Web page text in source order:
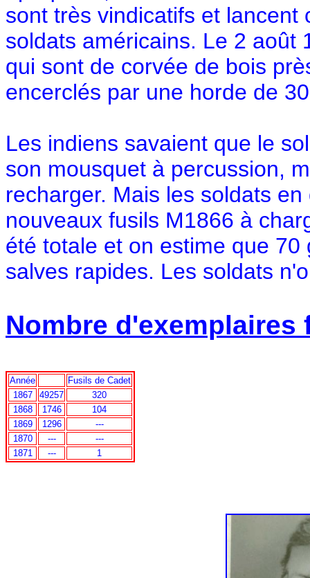
sont très vindicatifs et
soldats américains. Le 2 août
qui sont de corvée de bois
encerclés par une horde de
Les indiens savaient que le
son mousquet à percussion,
recharger. Mais les soldats
nouveaux fusils M1866 à
été totale et on estime que
salves rapides. Les soldats
Nombre d'exemplaires
Année
Fusils de Cadet
1867
49257
320
1868
1746
104
1869
1296
---
1870
---
---
1871
--- 1